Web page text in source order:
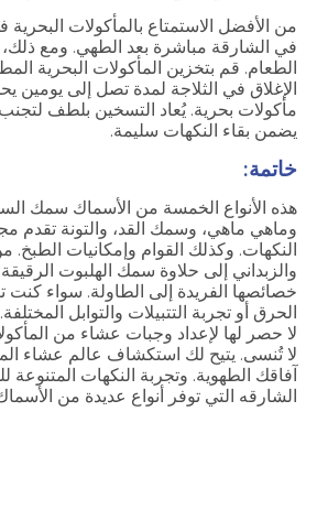
من الأفضل الاستمتاع بالمأكولات
في الشارقة مباشرة بعد الطهي. ومع ذلك،
الطعام. قم بتخزين المأكولات البحرية
الإغلاق في الثلاجة لمدة تصل إلى
مأكولات بحرية. يُعاد التسخين بلطف
يضمن بقاء النكهات سليمة.
خاتمة:
هذه الأنواع الخمسة من الأسماك سمك
وماهي ماهي، وسمك القد، والتونة تقدم
النكهات. وكذلك القوام وإمكانيات
والزبداني إلى حلاوة سمك الهلبوت
خصائصها الفريدة إلى الطاولة. سواء كنت
الحرق أو تجربة التتبيلات والتوابل
لا حصر لها لإعداد وجبات عشاء من
لا تُنسى. يتيح لك استكشاف عالم عشاء
آفاقك الطهوية. وتجربة النكهات
الشارقه التي توفر أنواع عديدة من الأسماك.